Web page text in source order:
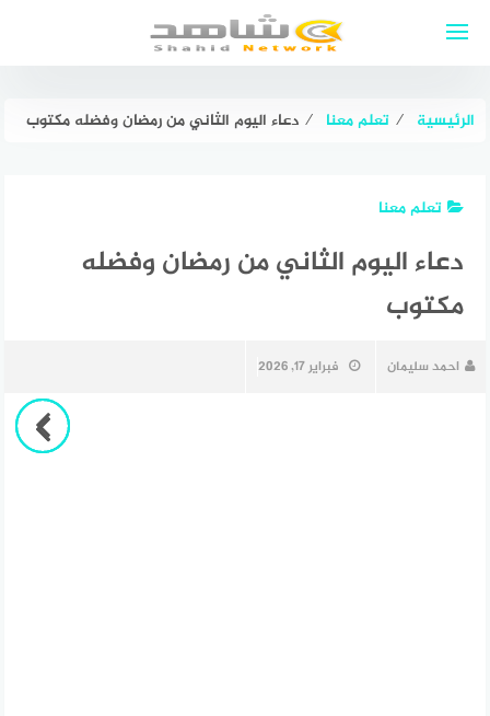
الرئيسية ⁄ تعلم معنا ⁄ دعاء اليوم الثاني من رمضان وفضله مكتوب
تعلم معنا
دعاء اليوم الثاني من رمضان وفضله
مكتوب
احمد سليمان فبراير 17, 2026